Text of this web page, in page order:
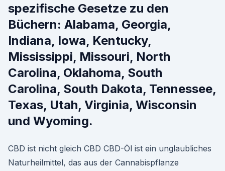
spezifische Gesetze zu den
Büchern: Alabama, Georgia,
Indiana, Iowa, Kentucky,
Mississippi, Missouri, North
Carolina, Oklahoma, South
Carolina, South Dakota, Tennessee,
Texas, Utah, Virginia, Wisconsin
und Wyoming.
CBD ist nicht gleich CBD CBD-Öl ist ein unglaubliches
Naturheilmittel, das aus der Cannabispflanze